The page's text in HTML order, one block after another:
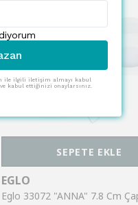
SEPETE EKLE
EGLO
ile ilgili iletişim almayı kabul
kabul ettiğinizi onaylarsınız.